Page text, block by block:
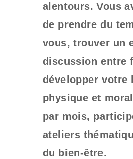
alentours. Vous
de prendre du
vous, trouver un
discussion entre
développer votre
physique et
par mois,
ateliers
du bien-être.